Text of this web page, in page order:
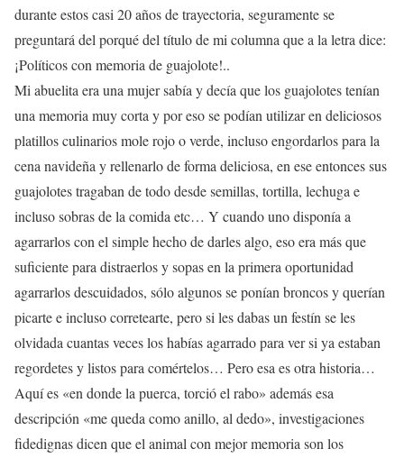
durante estos casi 20 años de trayectoria, seguramente se
preguntará del porqué del título de mi columna que a la letra dice:
¡Políticos con memoria de guajolote!..
Mi abuelita era una mujer sabía y decía que los guajolotes tenían
una memoria muy corta y por eso se podían utilizar en deliciosos
platillos culinarios mole rojo o verde, incluso engordarlos para la
cena navideña y rellenarlo de forma deliciosa, en ese entonces sus
guajolotes tragaban de todo desde semillas, tortilla, lechuga e
incluso sobras de la comida etc… Y cuando uno disponía a
agarrarlos con el simple hecho de darles algo, eso era más que
suficiente para distraerlos y sopas en la primera oportunidad
agarrarlos descuidados, sólo algunos se ponían broncos y querían
picarte e incluso corretearte, pero si les dabas un festín se les
olvidada cuantas veces los habías agarrado para ver si ya estaban
regordetes y listos para comértelos… Pero esa es otra historia…
Aquí es «en donde la puerca, torció el rabo» además esa
descripción «me queda como anillo, al dedo», investigaciones
fidedignas dicen que el animal con mejor memoria son los